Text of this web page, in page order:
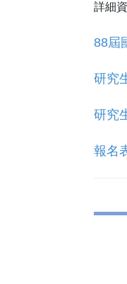
詳細
88屆
研究
研究
報名